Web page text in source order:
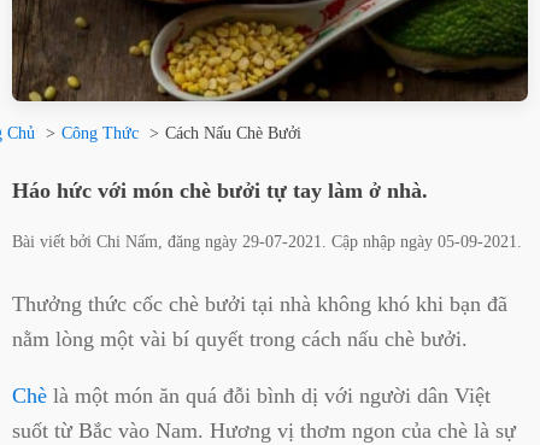
Chủ Công Thức Cách Nấu Chè Bưởi
Háo hức với món chè bưởi tự tay làm ở nhà.
Bài viết bởi Chi Nấm , đăng ngày 29-07-2021 . Cập nhập ngày 05-09-2021
Thưởng thức cốc chè bưởi tại nhà không khó khi bạn đã
nằm lòng một vài bí quyết trong cách nấu chè bưởi.
Chè là một món ăn quá đỗi bình dị với người dân Việt
suốt từ Bắc vào Nam. Hương vị thơm ngon của chè là sự